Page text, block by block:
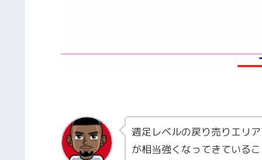
週足レベルの戻り売りエリ
が相当強くなってきている